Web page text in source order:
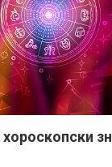
хороскопски